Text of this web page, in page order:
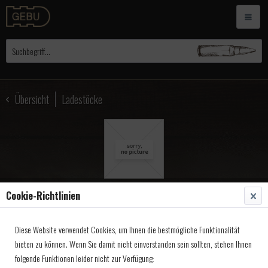
Übersicht Ladestöcke
75x10mm
Artikel-Nr.:3056975
Cookie-Richtlinien
Diese Website verwendet Cookies, um Ihnen die bestmögliche Funktionalität
bieten zu können. Wenn Sie damit nicht einverstanden sein sollten, stehen Ihnen
folgende Funktionen leider nicht zur Verfügung: